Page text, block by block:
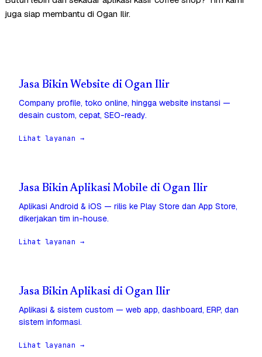
juga siap membantu di Ogan Ilir.
Jasa Bikin Website di Ogan Ilir
Company profile, toko online, hingga website instansi —
desain custom, cepat, SEO-ready.
Lihat layanan →
Jasa Bikin Aplikasi Mobile di Ogan Ilir
Aplikasi Android & iOS — rilis ke Play Store dan App Store,
dikerjakan tim in-house.
Lihat layanan →
Jasa Bikin Aplikasi di Ogan Ilir
Aplikasi & sistem custom — web app, dashboard, ERP, dan
sistem informasi.
Lihat layanan →